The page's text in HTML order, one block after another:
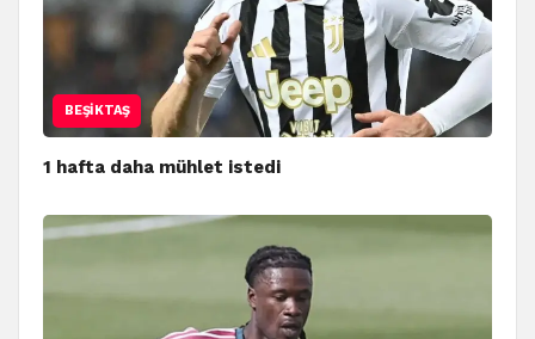
BEŞIKTAŞ
1 hafta daha mühlet istedi